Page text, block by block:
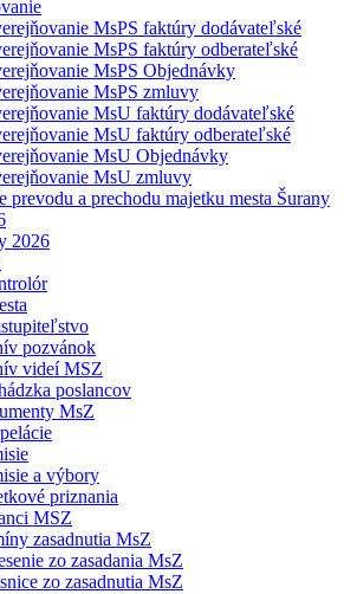
MsPS faktúry dodávateľské
MsPS faktúry odberateľské
MsPS Objednávky
MsPS zmluvy
MsU faktúry dodávateľské
MsU faktúry odberateľské
MsU Objednávky
MsU zmluvy
prevodu a prechodu majetku mesta Šurany
2026
pozvánok
videí MSZ
poslancov
MsZ
a výbory
priznania
MSZ
zasadnutia MsZ
zo zasadania MsZ
zo zasadnutia MsZ